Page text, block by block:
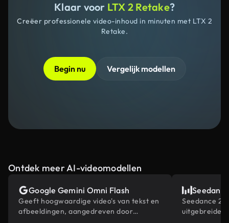
Klaar voor LTX 2 Retake?
Creëer professionele video-inhoud in minuten met LTX 2
Retake.
Begin nu Vergelijk modellen
Ontdek meer AI-videomodellen
Google Gemini Omni Flash
Geeft hoogwaardige video's van tekst en
afbeeldingen, aangedreven door
Seedance
uitgebreide